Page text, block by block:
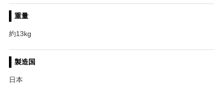
重量
約13kg
製造国
日本